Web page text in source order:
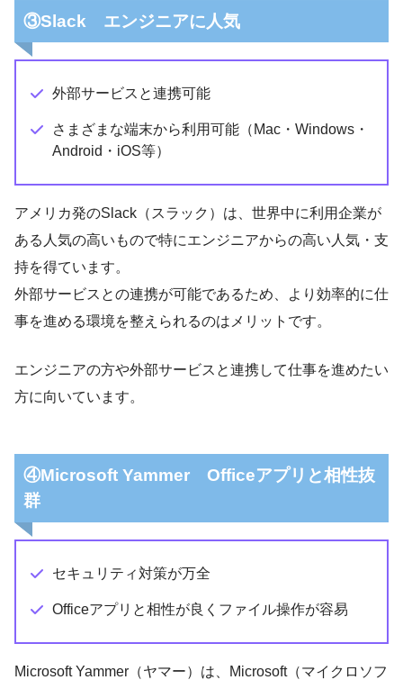
③Slack エンジニアに人気
外部サービスと連携可能
さまざまな端末から利用可能（Mac・Windows・
Android・iOS等）
アメリカ発のSlack（スラック）は、世界中に利用企業が
ある人気の高いもので特にエンジニアからの高い人気・支
持を得ています。
外部サービスとの連携が可能であるため、より効率的に仕
事を進める環境を整えられるのはメリットです。
エンジニアの方や外部サービスと連携して仕事を進めたい
方に向いています。
④Microsoft Yammer Officeアプリと相性抜
群
セキュリティ対策が万全
Officeアプリと相性が良くファイル操作が容易
Microsoft Yammer（ヤマー）は、Microsoft（マイクロソフ